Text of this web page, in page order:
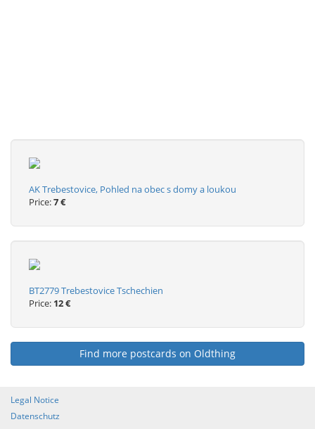
AK Trebestovice, Pohled na obec s domy a loukou
Price:7 €
BT2779 Trebestovice Tschechien
Price: 12 €
Find more postcards on Oldthing
Legal Notice
Datenschutz